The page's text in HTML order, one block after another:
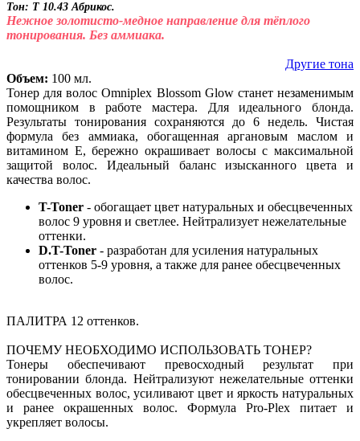
Тон: T 10.43 Абрикос.
Нежное золотисто-медное направление для тёплого
тонирования. Без аммиака.
Другие тона
Объем: 100 мл.
Тонер для волос Omniplex Blossom Glow станет незаменимым
помощником в работе мастера. Для идеального блонда.
Результаты тонирования сохраняются до 6 недель. Чистая
формула без аммиака, обогащенная аргановым маслом и
витамином Е, бережно окрашивает волосы с максимальной
защитой волос. Идеальный баланс изысканного цвета и
качества волос.
T-Toner - обогащает цвет натуральных и обесцвеченных
волос 9 уровня и светлее. Нейтрализует нежелательные
оттенки.
D.T-Toner - разработан для усиления натуральных
оттенков 5-9 уровня, а также для ранее обесцвеченных
волос.
ПАЛИТРА 12 оттенков.
ПОЧЕМУ НЕОБХОДИМО ИСПОЛЬЗОВАТЬ ТОНЕР?
Тонеры обеспечивают превосходный результат при
тонировании блонда. Нейтрализуют нежелательные оттенки
обесцвеченных волос, усиливают цвет и яркость натуральных
и ранее окрашенных волос. Формула Pro-Plex питает и
укрепляет волосы.